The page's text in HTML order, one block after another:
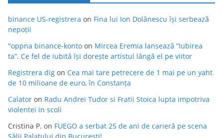
binance US-registrera on Fina lui Ion Dolănescu își serbează
nepoții
"oppna binance-konto on Mircea Eremia lansează “Iubirea
ta”. Ce fel de iubită își dorește artistul lângă el pe viitor
Registrera dig on Cea mai tare petrecere de 1 mai pe un yaht
de 10 milioane de euro, în Constanța
Calator on Radu Andrei Tudor si Fratii Stoica lupta impotriva
violentei in scoli
Cristina P. on FUEGO a serbat 25 de ani de carieră pe scena